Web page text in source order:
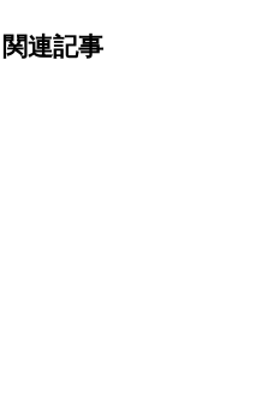
関連記事